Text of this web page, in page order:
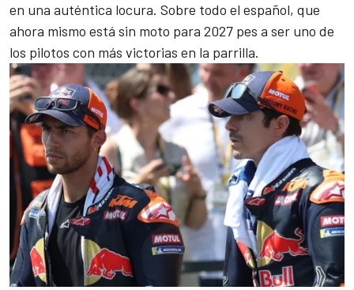
en una auténtica locura. Sobre todo el español, que
ahora mismo está sin moto para 2027 pes a ser uno de
los pilotos con más victorias en la parrilla.